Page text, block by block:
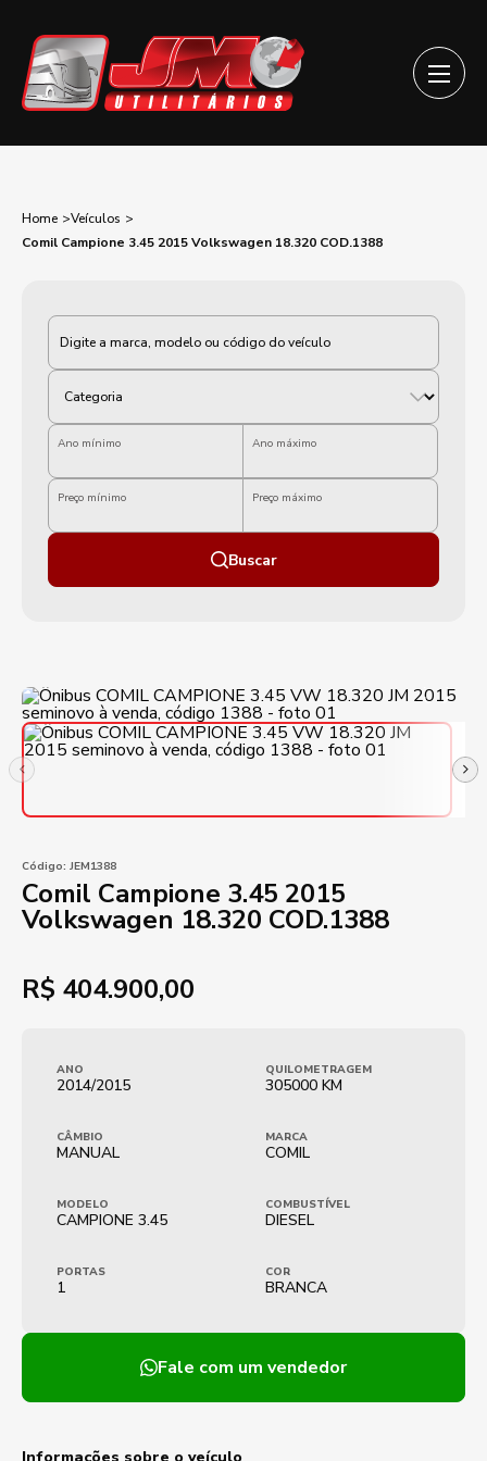
Home
Veículos
Comil Campione 3.45 2015 Volkswagen 18.320 COD.1388
Categoria
Ano mínimo Ano máximo
Preço mínimo Preço máximo
Buscar
Código: JEM1388
Comil Campione 3.45 2015
Volkswagen 18.320 COD.1388
R$ 404.900,00
ANO
2014/2015
QUILOMETRAGEM
305000 KM
CÂMBIO
MANUAL
MARCA
COMIL
MODELO
CAMPIONE 3.45
COMBUSTÍVEL
DIESEL
PORTAS
1
COR
BRANCA
Fale com um vendedor